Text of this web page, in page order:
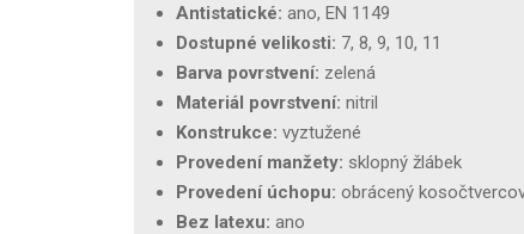
Antistatické: ano, EN 1149
Dostupné velikosti: 7, 8, 9, 10, 11
Barva povrstvení: zelená
Materiál povrstvení: nitril
Konstrukce: vyztužené
Provedení manžety: sklopný žlábek
Provedení úchopu: obrácený
Bez latexu: ano